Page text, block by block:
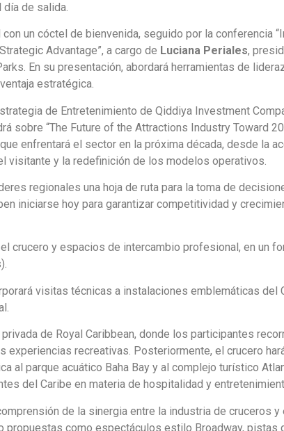
de salida.
un cóctel de bienvenida, seguido por la conferencia
Advantage”, a cargo de Luciana Periales,
En su presentación, abordará herramientas de
estratégica.
de Entretenimiento de Qiddiya Investment
sobre “The Future of the Attractions Industry Toward
enfrentará el sector en la próxima década, desde la
visitante y la redefinición de los modelos operativos.
regionales una hoja de ruta para la toma de
iniciarse hoy para garantizar competitividad y
crucero y espacios de intercambio profesional, en un
visitas técnicas a instalaciones emblemáticas del
de Royal Caribbean, donde los participantes
recreativas. Posteriormente, el crucero
al parque acuático Baha Bay y al complejo turístico
del Caribe en materia de hospitalidad y
de la sinergia entre la industria de cruceros
propuestas como espectáculos estilo Broadway, pistas